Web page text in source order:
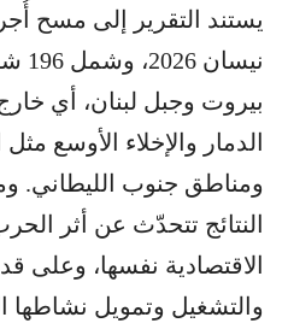
بيروت وجبل لبنان، أي
الدمار والإخلاء الأوسع مثل
ومناطق جنوب الليطاني.
النتائج تتحدّث عن أثر
الاقتصادية نفسها، وعلى
والتشغيل وتمويل نشاطها